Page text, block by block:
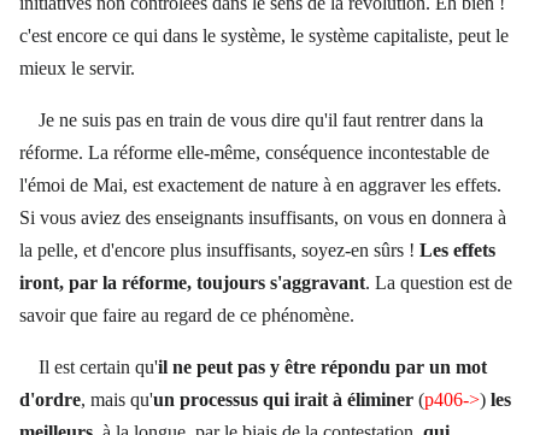
c'est encore ce qui dans le système, le système capitaliste, peut le
mieux le servir.
Je ne suis pas en train de vous dire qu'il faut rentrer dans la
réforme. La réforme elle-même, conséquence incontestable de
l'émoi de Mai, est exactement de nature à en aggraver les effets.
Si vous aviez des enseignants insuffisants, on vous en donnera à
la pelle, et d'encore plus insuffisants, soyez-en sûrs ! Les effets
iront, par la réforme, toujours s'aggravant. La question est de
savoir que faire au regard de ce phénomène.
Il est certain qu'il ne peut pas y être répondu par un mot
d'ordre, mais qu'un processus qui irait à éliminer (p406->) les